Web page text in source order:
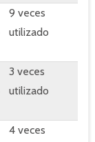
9 veces
utilizado
3 veces
utilizado
4 veces